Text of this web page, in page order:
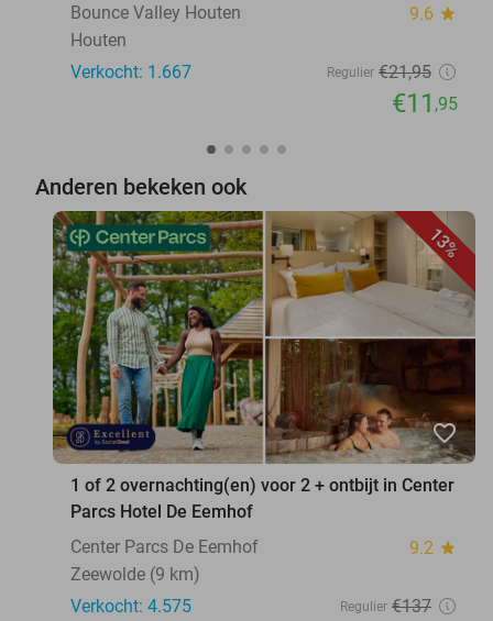
Bounce Valley Houten
9.6 star
Houten
Verkocht: 1.667
Regulier €21,95
€11 ,95
Anderen bekeken ook
13%
favorite_border
1 of 2 overnachting(en) voor 2 + ontbijt in Center
Parcs Hotel De Eemhof
Center Parcs De Eemhof
9.2 star
Zeewolde (9 km)
Verkocht: 4.575
Regulier €137